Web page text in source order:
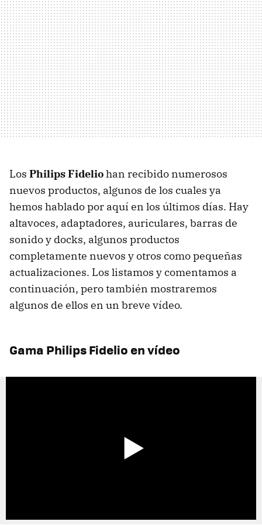
Los Philips Fideliohan recibido numerosos
nuevos productos, algunos de los cuales ya
hemos hablado por aquí en los últimos días. Hay
altavoces, adaptadores, auriculares, barras de
sonido y docks, algunos productos
completamente nuevos y otros como pequeñas
actualizaciones. Los listamos y comentamos a
continuación, pero también mostraremos
algunos de ellos en un breve vídeo.
Gama Philips Fidelio en vídeo